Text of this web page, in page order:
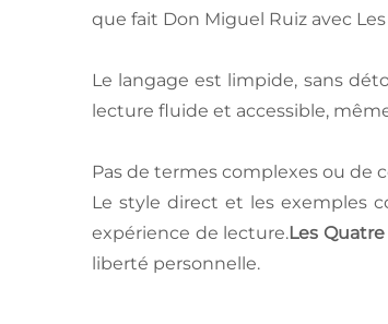
que fait Don Miguel Ruiz avec
Le langage est limpide, sans
lecture fluide et accessible,
Pas de termes complexes ou de
Le style direct et les exemples
expérience de lecture.Les
liberté personnelle.